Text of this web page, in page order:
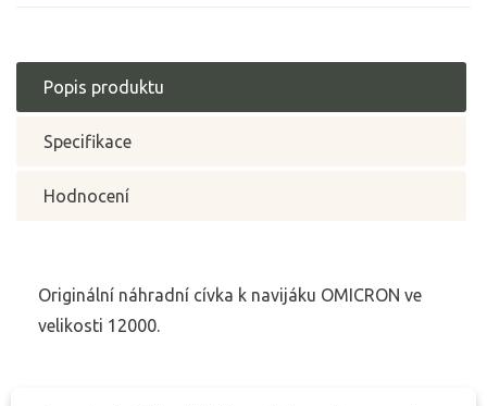
Popis produktu
Specifikace
Hodnocení
Originální náhradní cívka k navijáku OMICRON ve
velikosti 12000.